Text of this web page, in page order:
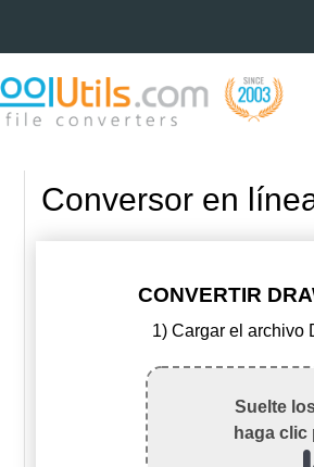
Conversor en
CONVERTIR
1) Cargar el archivo
Suelte
haga clic